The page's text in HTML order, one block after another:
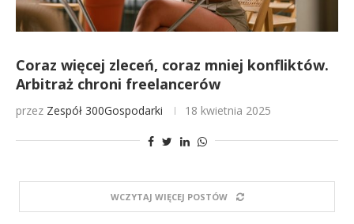
Coraz więcej zleceń, coraz mniej konfliktów.
Arbitraż chroni freelancerów
przez Zespół 300Gospodarki 18 kwietnia 2025
WCZYTAJ WIĘCEJ POSTÓW